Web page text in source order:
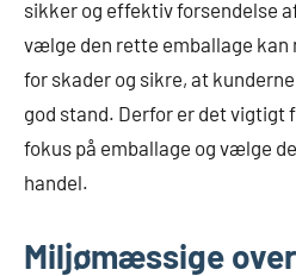
sikker og effektiv forsendelse
vælge den rette emballage kan
for skader og sikre, at
god stand. Derfor er det vigtigt
fokus på emballage og vælge
handel.
Miljømæssige